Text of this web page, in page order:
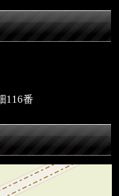
116番